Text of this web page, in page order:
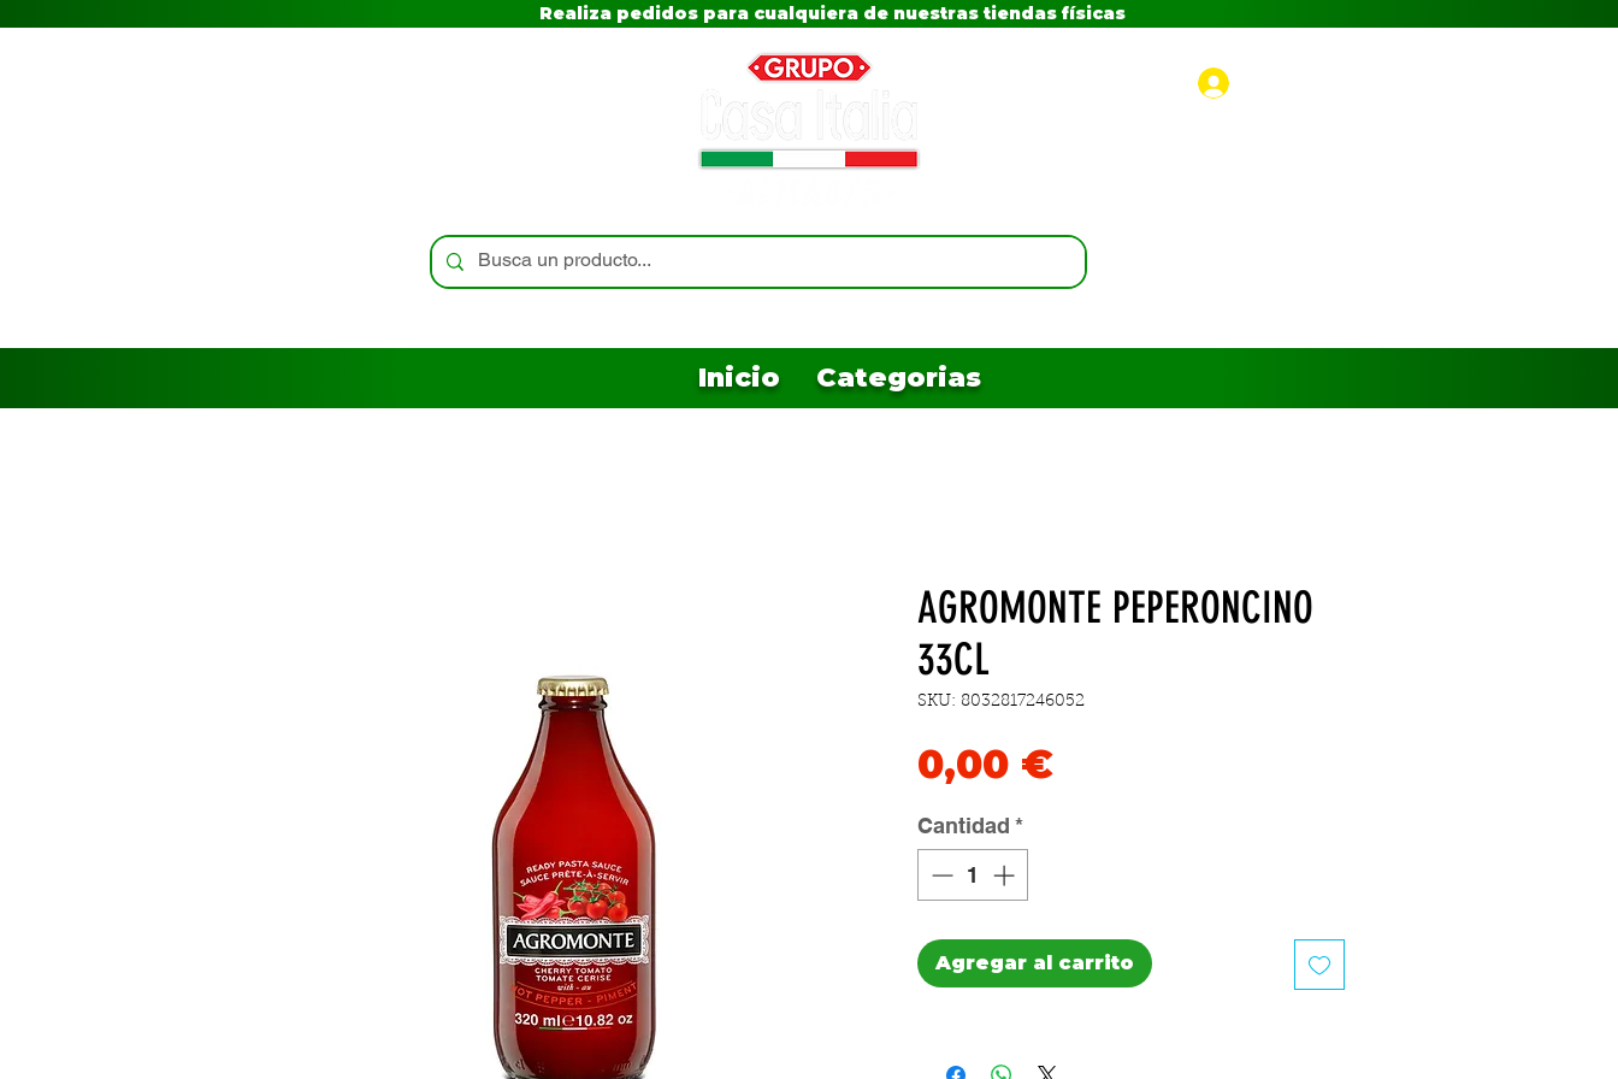
Realiza pedidos para cualquiera de nuestras tiendas físicas
Inicio Categorias
AGROMONTE PEPERONCINO
33CL
SKU: 8032817246052
0,00 €Precio
Cantidad *
Agregar al carrito